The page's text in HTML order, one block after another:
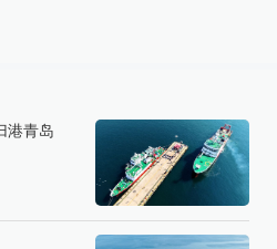
港青岛